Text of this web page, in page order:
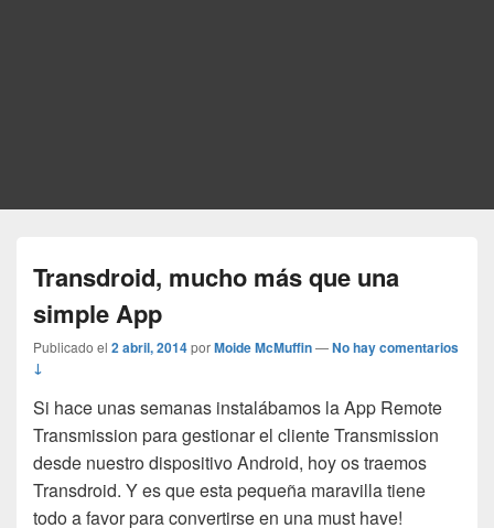
Transdroid, mucho más que una
simple App
Publicado el 2 abril, 2014porMoide McMuffin—No hay comentarios
↓
Si hace unas semanas instalábamos la App Remote
Transmission para gestionar el cliente Transmission
desde nuestro dispositivo Android, hoy os traemos
Transdroid. Y es que esta pequeña maravilla tiene
todo a favor para convertirse en una must have!